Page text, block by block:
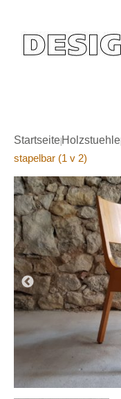
Startseite Holzstuehle
stapelbar (1 v 2)